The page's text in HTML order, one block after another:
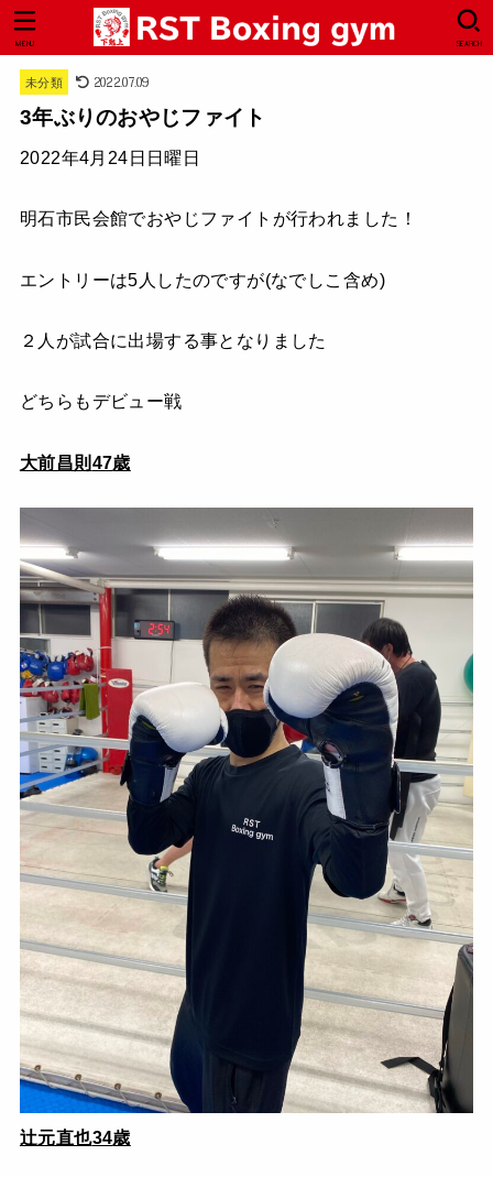
SEARCH
MENU
未分類 2022.07.09
3年ぶりのおやじファイト
2022年4月24日日曜日
明石市民会館でおやじファイトが行われました！
エントリーは5人したのですが(なでしこ含め)
２人が試合に出場する事となりました
どちらもデビュー戦
大前昌則 47歳
辻元直也34歳